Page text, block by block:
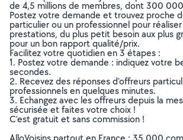
de 4,5 millions de membres, dont 300
Postez votre demande et trouvez proche
particulier ou un professionnel pour
prestations, du plus petit besoin aux plus
pour un bon rapport qualité/prix.
Facilitez votre quotidien en 3 étapes :
1. Postez votre demande : indiquez votre
secondes.
2. Recevez des réponses d’offreurs
professionnels en quelques minutes.
3. Echangez avec les offreurs depuis la
sécurisée et faites votre choix !
C’est gratuit et sans commission !